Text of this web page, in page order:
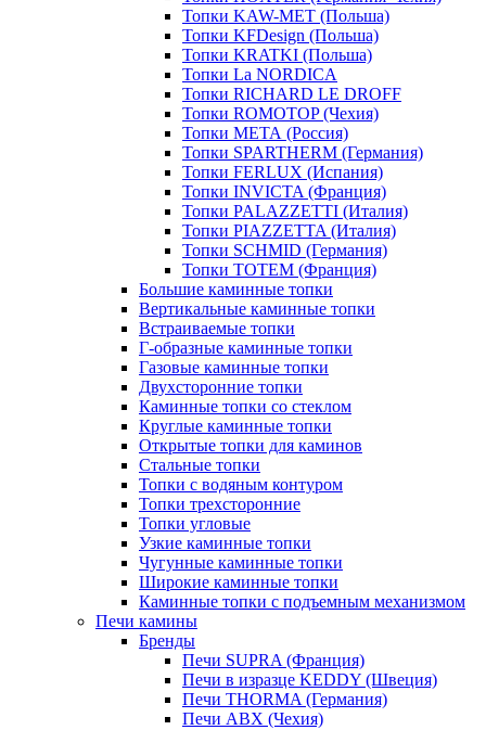
Топки KAW-MET (Польша)
Топки KFDesign (Польша)
Топки KRATKI (Польша)
Топки La NORDICA
Топки RICHARD LE DROFF
Топки ROMOTOP (Чехия)
Топки МЕТА (Россия)
Топки SPARTHERM (Германия)
Топки FERLUX (Испания)
Топки INVICTA (Франция)
Топки PALAZZETTI (Италия)
Топки PIAZZETTA (Италия)
Топки SCHMID (Германия)
Топки TOTEM (Франция)
Большие каминные топки
Вертикальные каминные топки
Встраиваемые топки
Г-образные каминные топки
Газовые каминные топки
Двухсторонние топки
Каминные топки со стеклом
Круглые каминные топки
Открытые топки для каминов
Стальные топки
Топки с водяным контуром
Топки трехсторонние
Топки угловые
Узкие каминные топки
Чугунные каминные топки
Широкие каминные топки
Каминные топки с подъемным механизмом
Печи камины
Бренды
Печи SUPRA (Франция)
Печи в изразце KEDDY (Швеция)
Печи THORMA (Германия)
Печи ABX (Чехия)